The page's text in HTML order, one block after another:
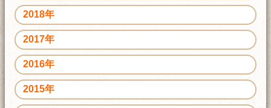
2018年
2017年
2016年
2015年